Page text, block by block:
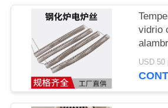
SITIO
PRIVACY
POLICY
vidrio